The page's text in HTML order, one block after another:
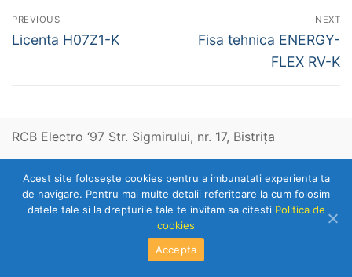
Navigare
în
PREVIOUS
Previous
Licenta H07Z1-K
NEXT
Next
Fisa tehnica ENERGY-
FLEX RV-K
RCB Electro ‘97 Str. Sigmirului, nr. 17, Bistriţa
Telefon: 0263-236153
Copyright © 2026 RCB Electro 97
Acest site foloseşte cookies pentru a imbunatati experienta ta
de navigare. Pentru mai multe detalii referitoare la cum folosim
datele tale si la drepturile tale te invitam sa citesti Politica de
cookies
Accepta